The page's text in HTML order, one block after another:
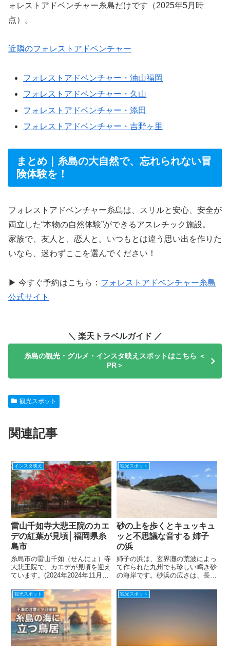
ォレストアドベンチャー糸島だけです（2025年5月時
点）。
近隣のフォレストアドベンチャー
フォレストアドベンチャー・油山福岡
フォレストアドベンチャー・久山
フォレストアドベンチャー・添田
フォレストアドベンチャー・吉野ヶ里
まとめ｜糸島の大自然で、忘れられない冒
険体験を！
フォレストアドベンチャー糸島は、スリルと安心、安全が
両立した“本物の自然体験”ができるアスレチック施設。
家族で、友人と、恋人と。いつもとは違う思い出を作りた
いなら、迷わずここを選んでください！
▶ 今すぐ予約はこちら： フォレストアドベンチャー糸島
公式サイト
＼ 楽天トラベルガイド ／
糸島の観光・グルメ・インスタ映えスポットはこちら ＜
PR＞
観光スポット
関連記事
インスタ映え
雷山千如寺大悲王院のカエ
デの紅葉が見頃│福岡県糸
島市
糸島市の雷山千如（せんにょ）寺
大悲王院で、カエデが見頃を迎え
ています。(2024年2024年11月19
れている樹齢約４００年のも大カ
エデ（高さ約８メートル）が赤く
色づき、多くの参拝客が写真撮影
を楽しんでいます。...
観光スポット
砂の上を歩くとキュッキュ
ッと不思議な音する 姉子
の浜
姉子の浜は、玄界灘の荒波によっ
て作られた九州でも珍しい鳴き砂
の海岸です。砂浜の広さは、長さ
ル。国道202号線沿いあります。
夕日の美しい場所です。砂が鳴く
観光スポット 観光スポット